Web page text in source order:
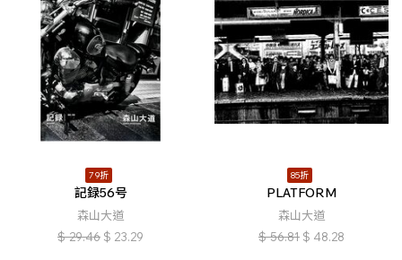
79折
記録56号
森山大道
$ 29.46 $ 23.29
85折
PLATFORM
森山大道
$ 56.81 $ 48.28